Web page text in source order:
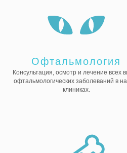
Офтальмология
Консультация, осмотр и лечение всех
офтальмологических заболеваний в
клиниках.